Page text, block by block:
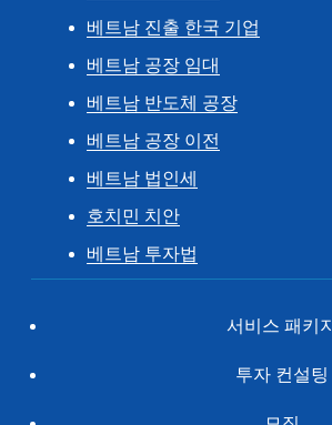
베트남 진출 한국 기업
베트남 공장 임대
베트남 반도체 공장
베트남 공장 이전
베트남 법인세
호치민 치안
베트남 투자법
서비스 패키지
투자 컨설팅